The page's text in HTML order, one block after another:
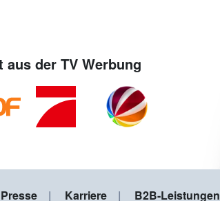
aus der TV Werbung
Presse Karriere B2B-Leistungen